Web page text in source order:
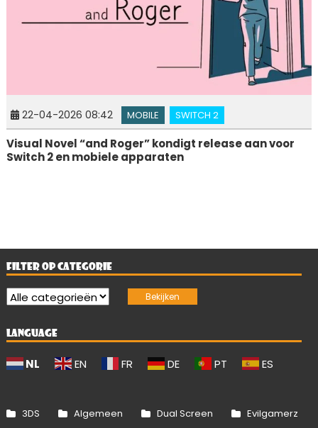
22-04-2026 08:42 MOBILE SWITCH 2
Visual Novel “and Roger” kondigt release aan voor
Switch 2 en mobiele apparaten
FILTER OP CATEGORIE
LANGUAGE
NL EN FR DE PT ES
3DS Algemeen Dual Screen Evilgamerz